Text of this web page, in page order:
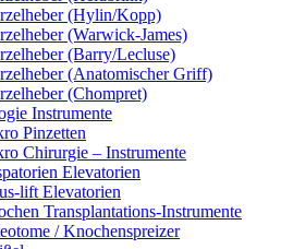
(Hylin/Kopp)
(Warwick-James)
(Barry/Lecluse)
(Anatomischer Griff)
(Chompret)
Instrumente
Pinzetten
Chirurgie – Instrumente
Elevatorien
lift Elevatorien
Transplantations-Instrumente
/ Knochenspreizer